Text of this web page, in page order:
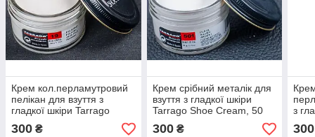
Крем кол.перламутровий
пелікан для взуття з
гладкої шкіри Tarrago
Shoe Cream, 50 мл, (719)
300 ₴
Крем срібний металік для
взуття з гладкої шкіри
Tarrago Shoe Cream, 50
мл, (501)
300₴
з
300